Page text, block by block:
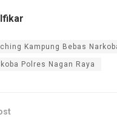
Kampung Bebas
Polres Nagan Raya